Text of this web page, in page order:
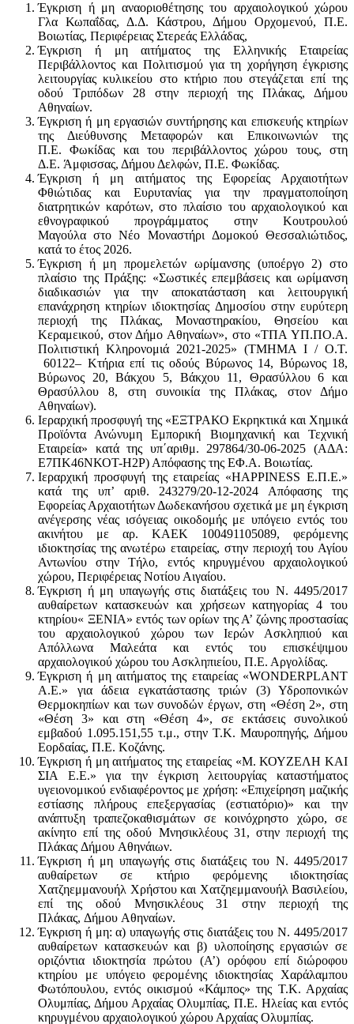
Έγκριση ή μη αναοριοθέτησης του αρχαιολογικού χώρου
Γλα Κωπαΐδας, Δ.Δ. Κάστρου, Δήμου Ορχομενού, Π.Ε.
Βοιωτίας, Περιφέρειας Στερεάς Ελλάδας,
Έγκριση ή μη αιτήματος της Ελληνικής Εταιρείας
Περιβάλλοντος και Πολιτισμού για τη χορήγηση έγκρισης
λειτουργίας κυλικείου στο κτήριο που στεγάζεται επί της
οδού Τριπόδων 28 στην περιοχή της Πλάκας, Δήμου
Αθηναίων.
Έγκριση ή μη εργασιών συντήρησης και επισκευής κτηρίων
της Διεύθυνσης Μεταφορών και Επικοινωνιών της
Π.Ε. Φωκίδας και του περιβάλλοντος χώρου τους, στη
Δ.Ε. Άμφισσας, Δήμου Δελφών, Π.Ε. Φωκίδας.
Έγκριση ή μη αιτήματος της Εφορείας Αρχαιοτήτων
Φθιώτιδας και Ευρυτανίας για την πραγματοποίηση
διατρητικών καρότων, στο πλαίσιο του αρχαιολογικού και
εθνογραφικού προγράμματος στην Κουτρουλού
Μαγούλα στο Νέο Μοναστήρι Δομοκού Θεσσαλιώτιδος,
κατά το έτος 2026.
Έγκριση ή μη προμελετών ωρίμανσης (υποέργο 2) στο
πλαίσιο της Πράξης: «Σωστικές επεμβάσεις και ωρίμανση
διαδικασιών για την αποκατάσταση και λειτουργική
επανάχρηση κτηρίων ιδιοκτησίας Δημοσίου στην ευρύτερη
περιοχή της Πλάκας, Μοναστηρακίου, Θησείου και
Κεραμεικού, στον Δήμο Αθηναίων», στο «ΤΠΑ ΥΠ.ΠΟ.Α.
Πολιτιστική Κληρονομιά 2021-2025» (ΤΜΗΜΑ Ι / Ο.Τ.
60122– Κτήρια επί τις οδούς Βύρωνος 14, Βύρωνος 18,
Βύρωνος 20, Βάκχου 5, Βάκχου 11, Θρασύλλου 6 και
Θρασύλλου 8, στη συνοικία της Πλάκας, στον Δήμο
Αθηναίων).
Ιεραρχική προσφυγή της «ΕΞΤΡΑΚΟ Εκρηκτικά και Χημικά
Προϊόντα Ανώνυμη Εμπορική Βιομηχανική και Τεχνική
Εταιρεία» κατά της υπ΄αριθμ. 297864/30-06-2025 (ΑΔΑ:
Ε7ΠΚ46ΝΚΟΤ-Η2Ρ) Απόφασης της ΕΦ.Α. Βοιωτίας.
Iεραρχική προσφυγή της εταιρείας «HAPPINESS E.Π.Ε.»
κατά της υπ’ αριθ. 243279/20-12-2024 Απόφασης της
Εφορείας Αρχαιοτήτων Δωδεκανήσου σχετικά με μη έγκριση
ανέγερσης νέας ισόγειας οικοδομής με υπόγειο εντός του
ακινήτου με αρ. ΚΑΕΚ 100491105089, φερόμενης
ιδιοκτησίας της ανωτέρω εταιρείας, στην περιοχή του Αγίου
Αντωνίου στην Τήλο, εντός κηρυγμένου αρχαιολογικού
χώρου, Περιφέρειας Νοτίου Αιγαίου.
Έγκριση ή μη υπαγωγής στις διατάξεις του Ν. 4495/2017
αυθαίρετων κατασκευών και χρήσεων κατηγορίας 4 του
κτηρίου« ΞΕΝΙΑ» εντός των ορίων της Α’ ζώνης προστασίας
του αρχαιολογικού χώρου των Ιερών Ασκληπιού και
Απόλλωνα Μαλεάτα και εντός του επισκέψιμου
αρχαιολογικού χώρου του Ασκληπιείου, Π.Ε. Αργολίδας.
Έγκριση ή μη αιτήματος της εταιρείας «WONDERPLANΤ
Α.Ε.» για άδεια εγκατάστασης τριών (3) Υδροπονικών
Θερμοκηπίων και των συνοδών έργων, στη «Θέση 2», στη
«Θέση 3» και στη «Θέση 4», σε εκτάσεις συνολικού
εμβαδού 1.095.151,55 τ.μ., στην Τ.Κ. Μαυροπηγής, Δήμου
Εορδαίας, Π.Ε. Κοζάνης.
Έγκριση ή μη αιτήματος της εταιρείας «Μ. ΚΟΥΖΕΛΗ ΚΑΙ
ΣΙΑ Ε.Ε.» για την έγκριση λειτουργίας καταστήματος
υγειονομικού ενδιαφέροντος με χρήση: «Επιχείρηση μαζικής
εστίασης πλήρους επεξεργασίας (εστιατόριο)» και την
ανάπτυξη τραπεζοκαθισμάτων σε κοινόχρηστο χώρο, σε
ακίνητο επί της οδού Μνησικλέους 31, στην περιοχή της
Πλάκας Δήμου Αθηνάιων.
Έγκριση ή μη υπαγωγής στις διατάξεις του Ν. 4495/2017
αυθαίρετων σε κτήριο φερόμενης ιδιοκτησίας
Χατζηεμμανουήλ Χρήστου και Χατζηεμμανουήλ Βασιλείου,
επί της οδού Μνησικλέους 31 στην περιοχή της
Πλάκας, Δήμου Αθηναίων.
Έγκριση ή μη: α) υπαγωγής στις διατάξεις του Ν. 4495/2017
αυθαίρετων κατασκευών και β) υλοποίησης εργασιών σε
οριζόντια ιδιοκτησία πρώτου (Α’) ορόφου επί διώροφου
κτηρίου με υπόγειο φερομένης ιδιοκτησίας Χαράλαμπου
Φωτόπουλου, εντός οικισμού «Κάμπος» της Τ.Κ. Αρχαίας
Ολυμπίας, Δήμου Αρχαίας Ολυμπίας, Π.Ε. Ηλείας και εντός
κηρυγμένου αρχαιολογικού χώρου Αρχαίας Ολυμπίας.